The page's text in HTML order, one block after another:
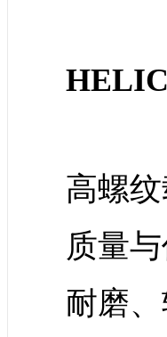
高螺
质量
耐磨